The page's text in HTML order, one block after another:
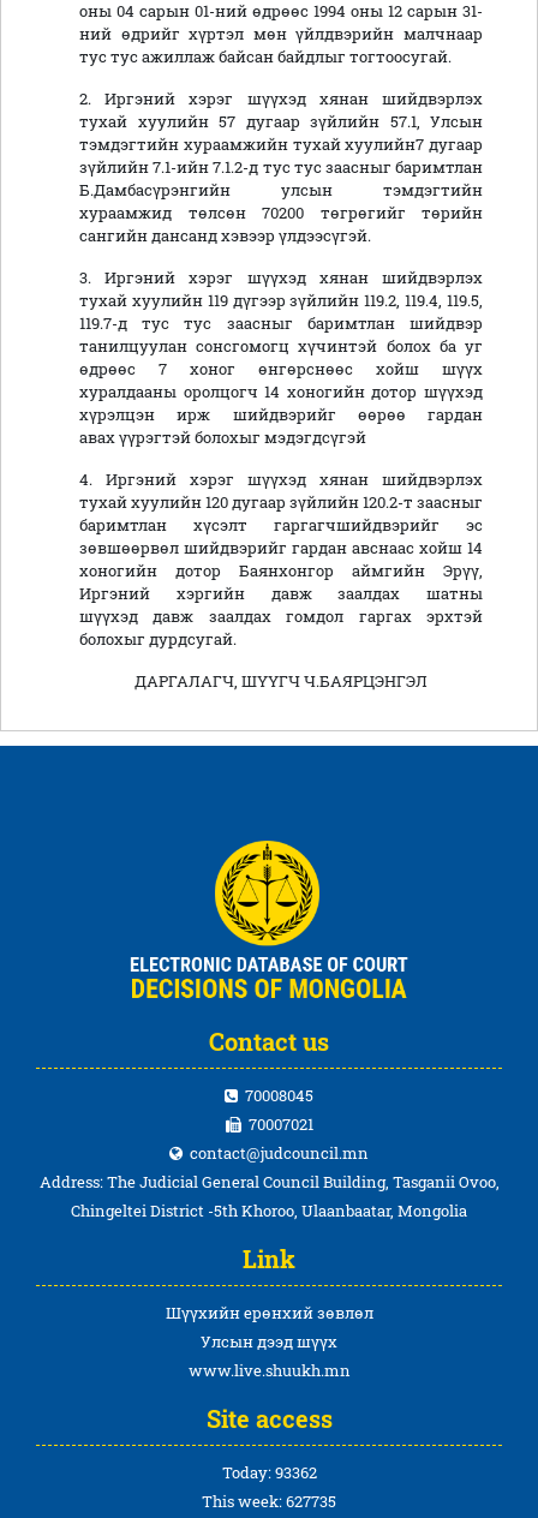
оны 04 сарын 01-ний өдрөөс 1994 оны 12 сарын 31-
ний өдрийг хүртэл мөн үйлдвэрийн малчнаар
тус тус ажиллаж байсан байдлыг тогтоосугай.
2. Иргэний хэрэг шүүхэд хянан шийдвэрлэх
тухай хуулийн 57 дугаар зүйлийн 57.1, Улсын
тэмдэгтийн хураамжийн тухай хуулийн7 дугаар
зүйлийн 7.1-ийн 7.1.2-д тус тус заасныг баримтлан
Б.Дамбасүрэнгийн улсын тэмдэгтийн
хураамжид төлсөн 70200 төгрөгийг төрийн
сангийн дансанд хэвээр үлдээсүгэй.
3. Иргэний хэрэг шүүхэд хянан шийдвэрлэх
тухай хуулийн 119 дүгээр зүйлийн 119.2, 119.4, 119.5,
119.7-д тус тус заасныг баримтлан шийдвэр
танилцуулан сонсгомогц хүчинтэй болох ба уг
өдрөөс 7 хоног өнгөрснөөс хойш шүүх
хуралдааны оролцогч 14 хоногийн дотор шүүхэд
хүрэлцэн ирж шийдвэрийг өөрөө гардан
авах үүрэгтэй болохыг мэдэгдсүгэй
4. Иргэний хэрэг шүүхэд хянан шийдвэрлэх
тухай хуулийн 120 дугаар зүйлийн 120.2-т заасныг
баримтлан хүсэлт гаргагчшийдвэрийг эс
зөвшөөрвөл шийдвэрийг гардан авснаас хойш 14
хоногийн дотор Баянхонгор аймгийн Эрүү,
Иргэний хэргийн давж заалдах шатны
шүүхэд давж заалдах гомдол гаргах эрхтэй
болохыг дурдсугай.
ДАРГАЛАГЧ, ШҮҮГЧ Ч.БАЯРЦЭНГЭЛ
Contact us
70008045
70007021
contact@judcouncil.mn
Address: The Judicial General Council Building, Tasganii Ovoo,
Chingeltei District -5th Khoroo, Ulaanbaatar, Mongolia
Link
Шүүхийн ерөнхий зөвлөл
Улсын дээд шүүх
www.live.shuukh.mn
Site access
Today: 93362
This week: 627735